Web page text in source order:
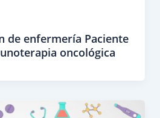
de enfermería Paciente
oncológica